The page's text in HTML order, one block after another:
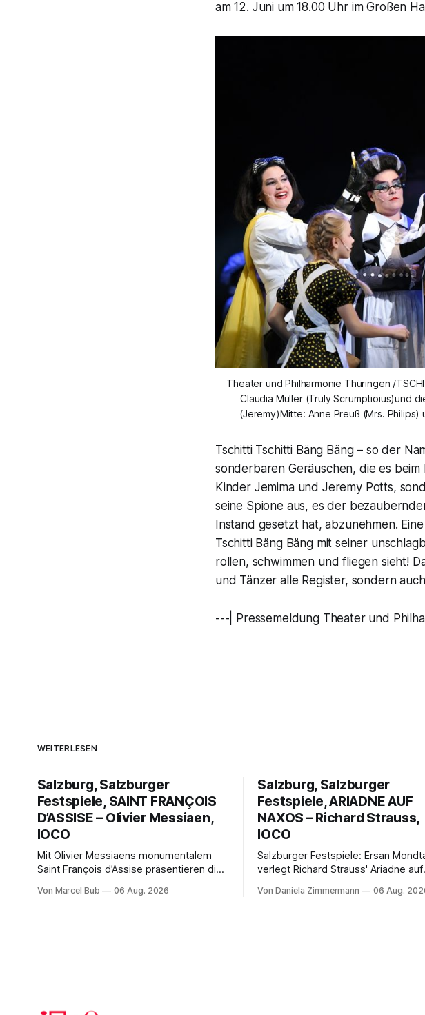
am 12. Juni um 18.00 Uhr im Großen
Theater und Philharmonie Thüringen /
Claudia Müller (Truly Scrumptioius)und
(Jeremy)Mitte: Anne Preuß (Mrs.
Tschitti Tschitti Bäng Bäng – so der
sonderbaren Geräuschen, die es
Kinder Jemima und Jeremy Potts,
seine Spione aus, es der
Instand gesetzt hat, abzunehmen.
Tschitti Bäng Bäng mit seiner
rollen, schwimmen und fliegen sieht!
und Tänzer alle Register, sondern
---| Pressemeldung Theater und
WEITERLESEN
Salzburg, Salzburger
Festspiele, SAINT FRANÇOIS
D’ASSISE – Olivier Messiaen,
IOCO
Mit Olivier Messiaens monumentalem
Saint François d’Assise präsentieren die
außergewöhnlichen Opernabend.
Von Marcel Bub 06 Aug. 2026
Salzburg, Salzburger
Festspiele, ARIADNE AUF
NAXOS – Richard Strauss,
IOCO
Salzburger Festspiele: Ersan
verlegt Richard Strauss' Ariadne auf
Science-Fiction mit Opernklassik.
Von Daniela Zimmermann 06 Aug.